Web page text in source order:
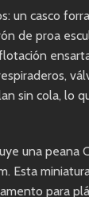
un casco
de proa
sin cola, lo
una peana
Esta
para